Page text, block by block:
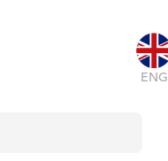
ENG